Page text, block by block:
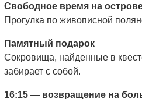
Свободное время на
Прогулка по живописной
Памятный подарок
Сокровища, найденные в
забирает с собой.
16:15 — возвращение на